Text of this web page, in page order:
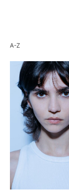
A-Z